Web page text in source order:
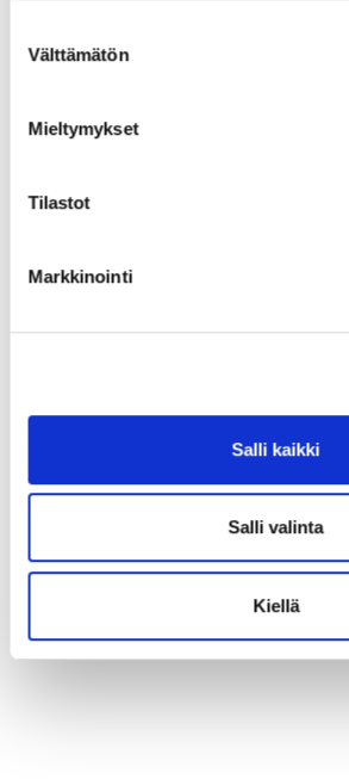
valinta
Välttämätön
Mieltymykset
Tilastot
Markkinointi
Salli kaikki
Salli valinta
Kiellä